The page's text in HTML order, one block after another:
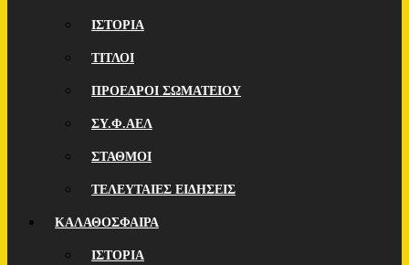
ΙΣΤΟΡΙΑ
ΤΙΤΛΟΙ
ΠΡΟΕΔΡΟΙ ΣΩΜΑΤΕΙΟΥ
ΣΥ.Φ.ΑΕΛ
ΣΤΑΘΜΟΙ
ΤΕΛΕΥΤΑΙΕΣ ΕΙΔΗΣΕΙΣ
ΚΑΛΑΘΟΣΦΑΙΡΑ
ΙΣΤΟΡΙΑ